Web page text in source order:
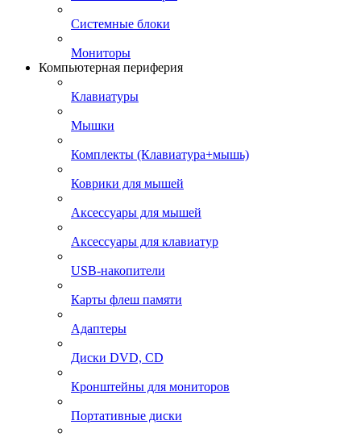
Системные блоки
Мониторы
Компьютерная периферия
Клавиатуры
Мышки
Комплекты (Клавиатура+мышь)
Коврики для мышей
Аксессуары для мышей
Аксессуары для клавиатур
USB-накопители
Карты флеш памяти
Адаптеры
Диски DVD, CD
Кронштейны для мониторов
Портативные диски